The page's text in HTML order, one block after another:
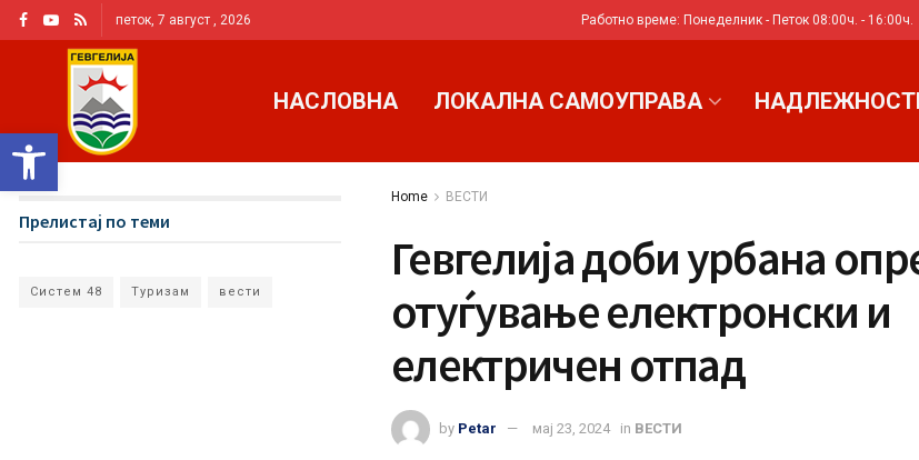
Open toolbar
петок, 7 август , 2026 Работно време: Понеделник - Петок 08:00ч. - 16:00ч.
НАСЛОВНА ЛОКАЛНА САМОУПРАВА
Home ВЕСТИ
Гевгелија доби урбана
отуѓување електронски и
електричен отпад
by Petar мај 23, 2024 in ВЕСТИ
Прелистај по теми
Систем 48 Туризам вести